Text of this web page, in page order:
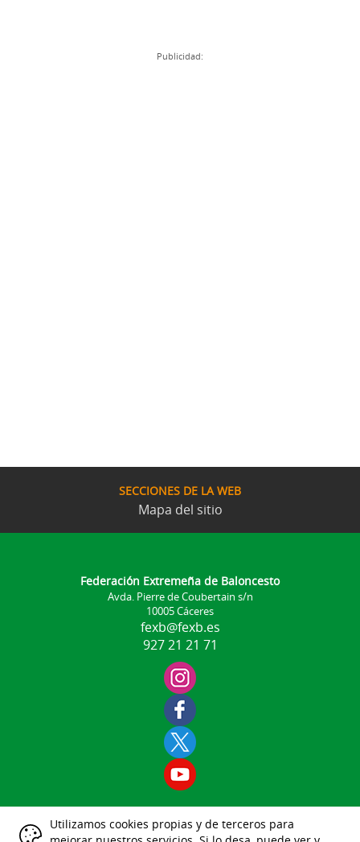
Publicidad:
SECCIONES DE LA WEB
Mapa del sitio
Federación Extremeña de Baloncesto
Avda. Pierre de Coubertain s/n
10005 Cáceres
fexb@fexb.es
927 21 21 71
Aviso Legal
Utilizamos cookies propias y de terceros para